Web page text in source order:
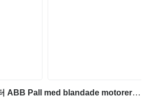
산업기계용 전기 모터 ABB Pall med blandade motorer till rullbanor